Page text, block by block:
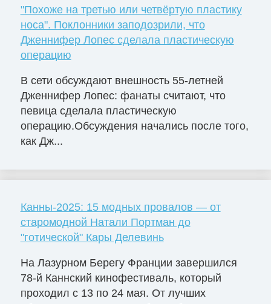
"Похоже на третью или четвёртую пластику
носа". Поклонники заподозрили, что
Дженнифер Лопес сделала пластическую
операцию
В сети обсуждают внешность 55-летней
Дженнифер Лопес: фанаты считают, что
певица сделала пластическую
операцию.Обсуждения начались после того,
как Дж...
Канны-2025: 15 модных провалов — от
старомодной Натали Портман до
"готической" Кары Делевинь
На Лазурном Берегу Франции завершился
78-й Каннский кинофестиваль, который
проходил с 13 по 24 мая. От лучших